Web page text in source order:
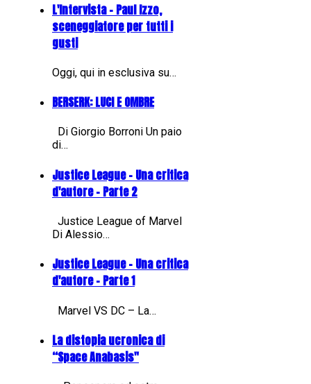
L'Intervista - Paul Izzo,
sceneggiatore per tutti i
gusti
Oggi, qui in esclusiva su…
BERSERK: LUCI E OMBRE
Di Giorgio Borroni Un paio
di…
Justice League - Una critica
d'autore - Parte 2
Justice League of Marvel
Di Alessio…
Justice League - Una critica
d'autore - Parte 1
Marvel VS DC – La…
La distopia ucronica di
“Space Anabasis"